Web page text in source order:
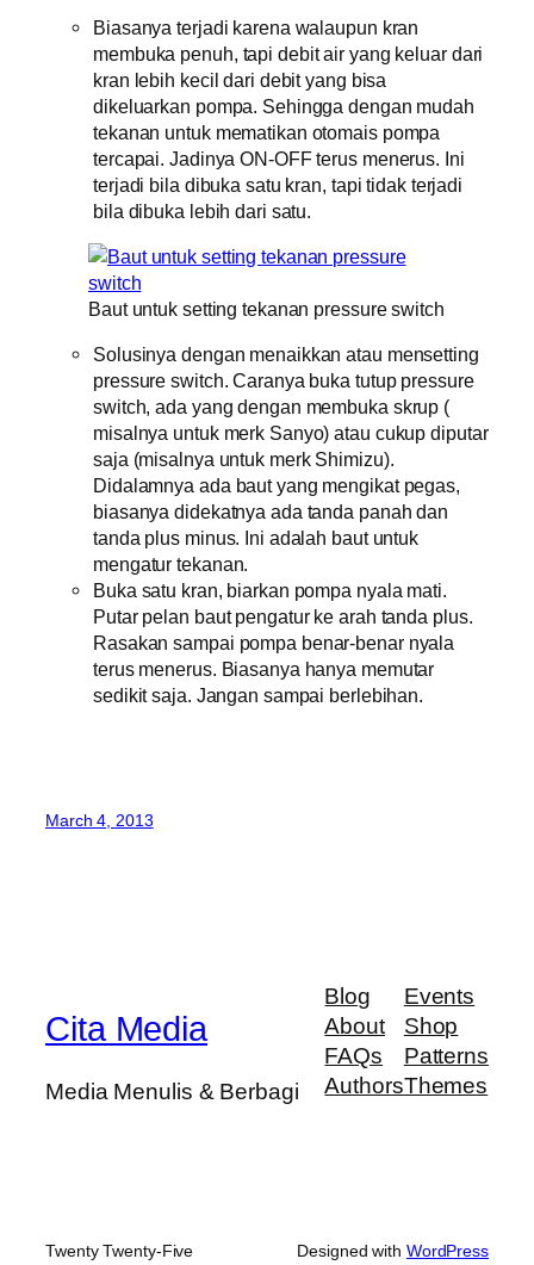
Biasanya terjadi karena walaupun kran
membuka penuh, tapi debit air yang keluar dari
kran lebih kecil dari debit yang bisa
dikeluarkan pompa. Sehingga dengan mudah
tekanan untuk mematikan otomais pompa
tercapai. Jadinya ON-OFF terus menerus. Ini
terjadi bila dibuka satu kran, tapi tidak terjadi
bila dibuka lebih dari satu.
Baut untuk setting tekanan pressure switch
Solusinya dengan menaikkan atau mensetting
pressure switch. Caranya buka tutup pressure
switch, ada yang dengan membuka skrup (
misalnya untuk merk Sanyo) atau cukup diputar
saja (misalnya untuk merk Shimizu).
Didalamnya ada baut yang mengikat pegas,
biasanya didekatnya ada tanda panah dan
tanda plus minus. Ini adalah baut untuk
mengatur tekanan.
Buka satu kran, biarkan pompa nyala mati.
Putar pelan baut pengatur ke arah tanda plus.
Rasakan sampai pompa benar-benar nyala
terus menerus. Biasanya hanya memutar
sedikit saja. Jangan sampai berlebihan.
March 4, 2013
Cita Media
Media Menulis & Berbagi
Blog
About
FAQs
Authors
Events
Shop
Patterns
Themes
Twenty Twenty-Five Designed with WordPress